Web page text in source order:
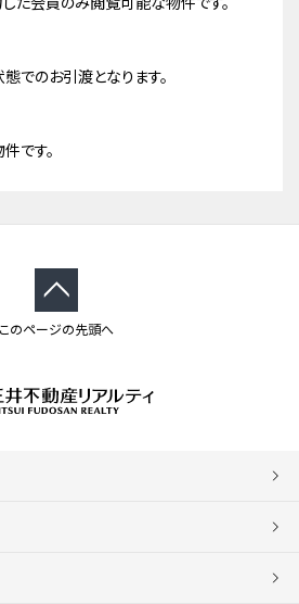
でのお引渡となります。
です。
このページの先頭へ